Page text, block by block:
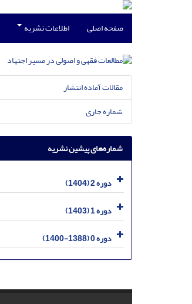
صفحه اصلی اطلاعات نشریه
مقالات آماده انتشار
شماره جاری
شماره‌های پیشین نشریه
دوره 2 (1404)
دوره 1 (1403)
دوره 0 (1388-1400)